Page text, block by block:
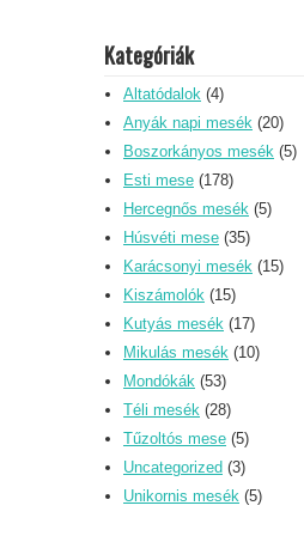
Kategóriák
Altatódalok (4)
Anyák napi mesék (20)
Boszorkányos mesék (5)
Esti mese (178)
Hercegnős mesék (5)
Húsvéti mese (35)
Karácsonyi mesék (15)
Kiszámolók (15)
Kutyás mesék (17)
Mikulás mesék (10)
Mondókák (53)
Téli mesék (28)
Tűzoltós mese (5)
Uncategorized (3)
Unikornis mesék (5)